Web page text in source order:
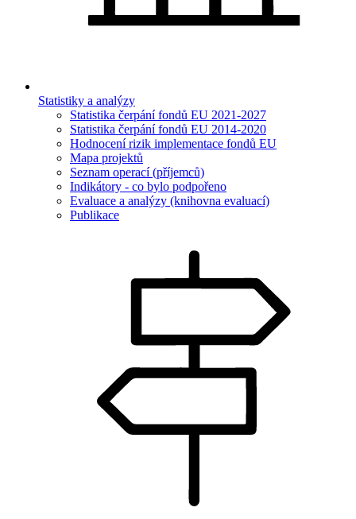
Statistiky a analýzy
Statistika čerpání fondů EU 2021-2027
Statistika čerpání fondů EU 2014-2020
Hodnocení rizik implementace fondů EU
Mapa projektů
Seznam operací (příjemců)
Indikátory - co bylo podpořeno
Evaluace a analýzy (knihovna evaluací)
Publikace